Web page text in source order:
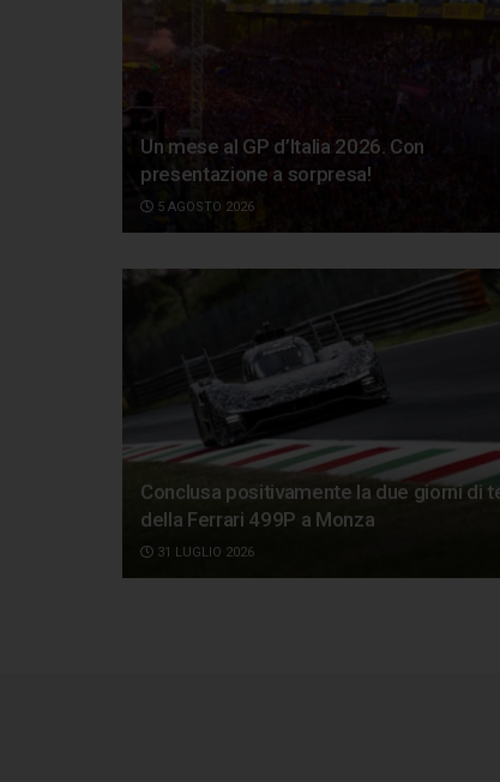
Un mese al GP d’Italia 2026. Con
presentazione a sorpresa!
5 AGOSTO 2026
Conclusa positivamente la due giorni di
della Ferrari 499P a Monza
31 LUGLIO 2026